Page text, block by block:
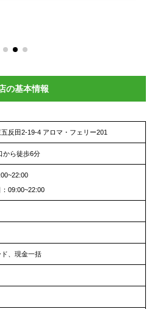
の基本情報
反田2-19-4 アロマ・フェリー201
から徒歩6分
09:00~22:00
、現金一括